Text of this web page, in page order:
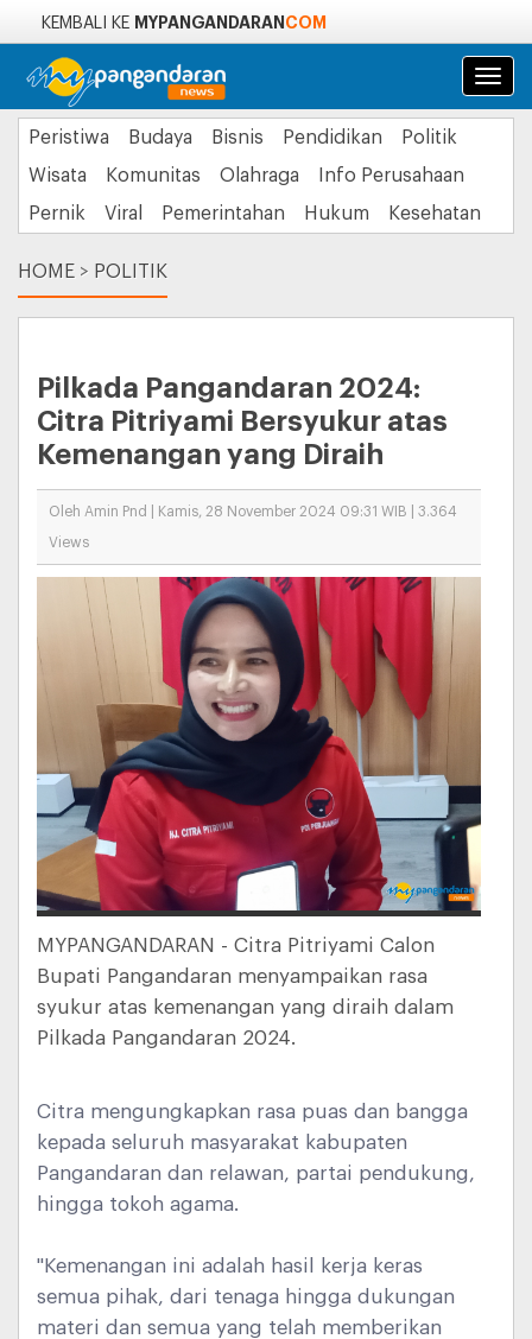
KEMBALI KE MYPANGANDARAN COM
Peristiwa Budaya Bisnis Pendidikan
Politik
Wisata
Komunitas Olahraga
Info Perusahaan
Pernik
Viral Pemerintahan Hukum Kesehatan
HOME > POLITIK
Pilkada Pangandaran 2024:
Citra Pitriyami Bersyukur atas
Kemenangan yang Diraih
Oleh Amin Pnd | Kamis, 28 November 2024 09:31 WIB | 3.364
Views
MYPANGANDARAN - Citra Pitriyami Calon
Bupati Pangandaran menyampaikan rasa
syukur atas kemenangan yang diraih dalam
Pilkada Pangandaran 2024.
Citra mengungkapkan rasa puas dan bangga
kepada seluruh masyarakat kabupaten
Pangandaran dan relawan, partai pendukung,
hingga tokoh agama.
"Kemenangan ini adalah hasil kerja keras
semua pihak, dari tenaga hingga dukungan
materi dan semua yang telah memberikan